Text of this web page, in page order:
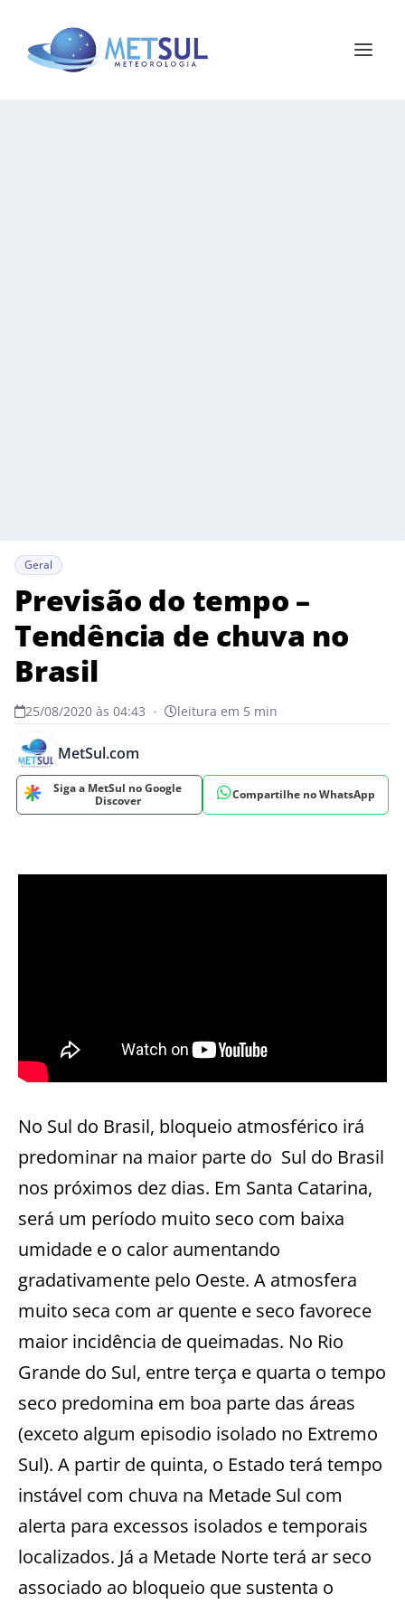
Geral
Previsão do tempo –
Tendência de chuva no
Brasil
25/08/2020 às 04:43 • leitura em 5 min
MetSul.com
Siga a MetSul no Google
Discover
Compartilhe no WhatsApp
No Sul do Brasil, bloqueio atmosférico irá
predominar na maior parte do Sul do Brasil
nos próximos dez dias. Em Santa Catarina,
será um período muito seco com baixa
umidade e o calor aumentando
gradativamente pelo Oeste. A atmosfera
muito seca com ar quente e seco favorece
maior incidência de queimadas. No Rio
Grande do Sul, entre terça e quarta o tempo
seco predomina em boa parte das áreas
(exceto algum episodio isolado no Extremo
Sul). A partir de quinta, o Estado terá tempo
instável com chuva na Metade Sul com
alerta para excessos isolados e temporais
localizados. Já a Metade Norte terá ar seco
associado ao bloqueio que sustenta o